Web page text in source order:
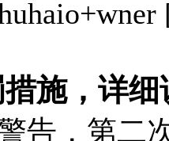
施，详
告，第二